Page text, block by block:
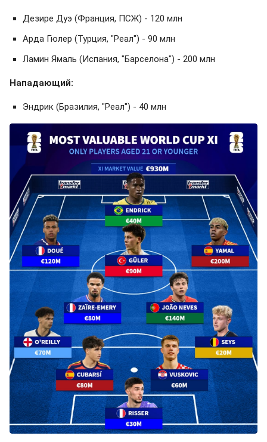
Дезире Дуэ (Франция, ПСЖ) - 120 млн
Арда Гюлер (Турция, "Реал") - 90 млн
Ламин Ямаль (Испания, "Барселона") - 200 млн
Нападающий:
Эндрик (Бразилия, "Реал") - 40 млн